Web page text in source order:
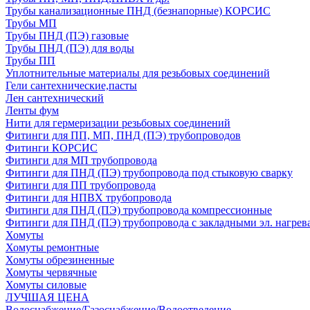
Трубы канализационные ПНД (безнапорные) КОРСИС
Трубы МП
Трубы ПНД (ПЭ) газовые
Трубы ПНД (ПЭ) для воды
Трубы ПП
Уплотнительные материалы для резьбовых соединений
Гели сантехнические,пасты
Лен сантехнический
Ленты фум
Нити для гермеризации резьбовых соединений
Фитинги для ПП, МП, ПНД (ПЭ) трубопроводов
Фитинги КОРСИС
Фитинги для МП трубопровода
Фитинги для ПНД (ПЭ) трубопровода под стыковую сварку
Фитинги для ПП трубопровода
Фитинги для НПВХ трубопровода
Фитинги для ПНД (ПЭ) трубопровода компрессионные
Фитинги для ПНД (ПЭ) трубопровода с закладными эл.
Хомуты
Хомуты ремонтные
Хомуты обрезиненные
Хомуты червячные
Хомуты силовые
ЛУЧШАЯ ЦЕНА